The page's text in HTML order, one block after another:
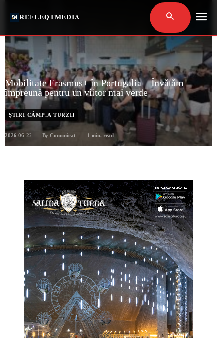
REFLEQTMEDIA
Mobilitate Erasmus+ în Portugalia – Învățăm
împreună pentru un viitor mai verde
ȘTIRI CÂMPIA TURZII
2026-06-22 By Comunicat 1 min. read